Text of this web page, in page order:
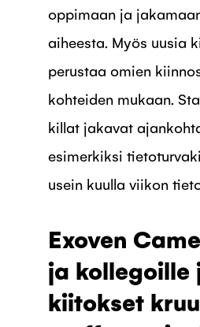
oppimaan ja
aiheesta. Myös uusia
perustaa omien
kohteiden mukaan.
killat jakavat
esimerkiksi
usein kuulla viikon
Exoven
ja kollegoille
kiitokset